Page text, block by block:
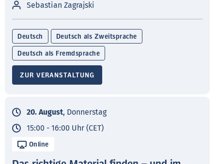
Sebastian Zagrajski
Deutsch Deutsch als Zweitsprache
Deutsch als Fremdsprache
ZUR VERANSTALTUNG
20. August, Donnerstag
15:00 - 16:00 Uhr (CET)
Online